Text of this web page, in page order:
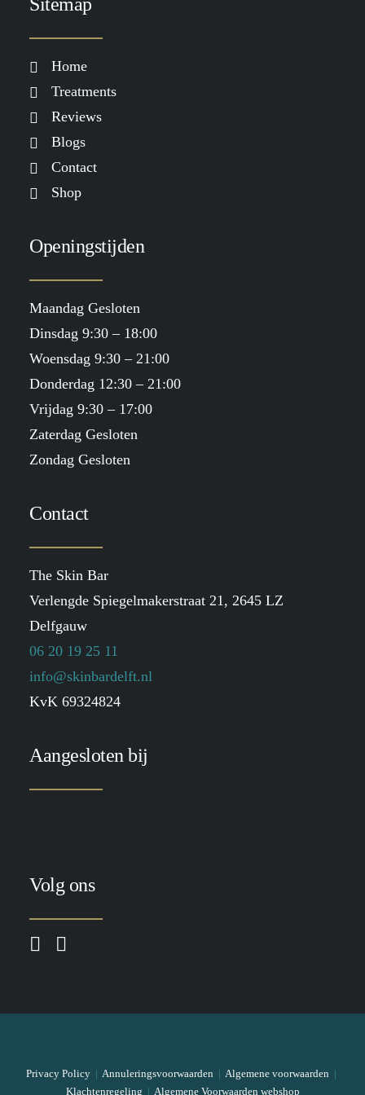
Home
Treatments
Reviews
Blogs
Contact
Shop
Openingstijden
Maandag Gesloten
Dinsdag 9:30 – 18:00
Woensdag 9:30 – 21:00
Donderdag 12:30 – 21:00
Vrijdag 9:30 – 17:00
Zaterdag Gesloten
Zondag Gesloten
Contact
The Skin Bar
Verlengde Spiegelmakerstraat 21, 2645 LZ
Delfgauw
06 20 19 25 11
info@skinbardelft.nl
KvK 69324824
Aangesloten bij
Volg ons
Privacy Policy | Annuleringsvoorwaarden | Algemene voorwaarden |
Klachtenregeling | Algemene Voorwaarden webshop